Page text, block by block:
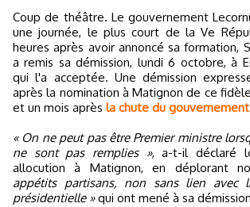
Coup de théâtre. Le gouvernement Lecornu n'aura pas vécu
une journée, le plus court de la Ve
heures après avoir annoncé sa formation,
a remis sa démission, lundi 6 octobre, à
qui l'a acceptée. Une démission
après la nomination à Matignon de ce
et un mois après la chute du
« On ne peut pas être Premier ministre
ne sont pas remplies », a-t-il déclaré
allocution à Matignon, en déplorant
appétits partisans, non sans lien avec
présidentielle »qui ont mené à sa